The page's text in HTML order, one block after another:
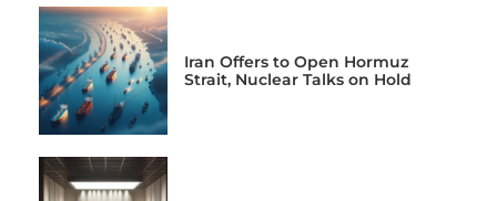
Iran Offers to Open Hormuz
Strait, Nuclear Talks on Hold